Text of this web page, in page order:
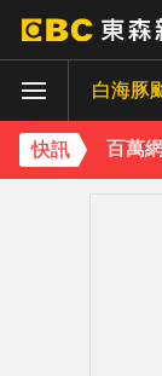
白海豚
快訊 下載